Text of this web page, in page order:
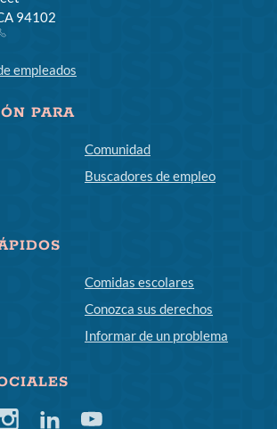
94102
empleados
PARA
Comunidad
Buscadores de empleo
Comidas escolares
Conozca sus derechos
Informar de un problema
InstagramLinkedInYouTube